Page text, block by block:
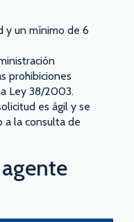
y un mínimo de 6
prohibiciones
Ley 38/2003.
es ágil y se
a la consulta de